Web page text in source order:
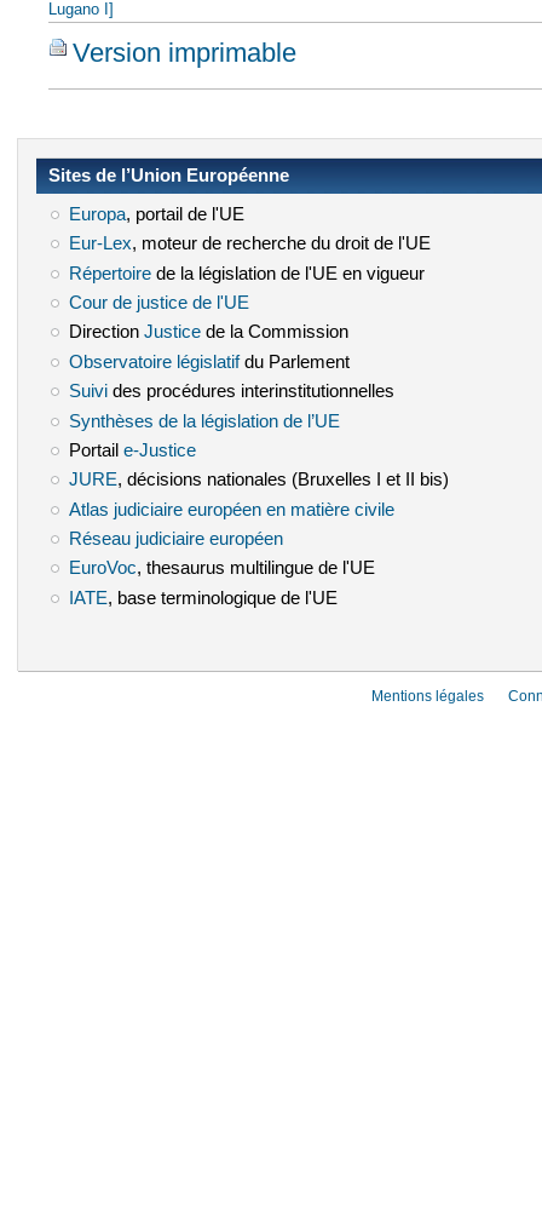
Lugano I]
Version imprimable
Sites de l’Union Européenne
Europa(le lien est externe)
, portail de l'UE
Eur-Lex(le lien est externe)
, moteur de recherche du droit de l'UE
Répertoire(le lien est externe)
de la législation de l'UE en vigueur
Cour de justice de l'UE
Direction Justice(le lien est externe)
de la Commission
Observatoire législatif(le lien est externe)
du Parlement
Suivi(le lien est externe)
des procédures interinstitutionnelles
Synthèses de la législation de l’UE
Portail e-Justice(le lien est externe)
JURE(le lien est externe)
, décisions nationales (Bruxelles I et II bis)
Atlas judiciaire européen en matière civile(le lien est externe)
Réseau judiciaire européen(le lien est externe)
EuroVoc(le lien est externe)
, thesaurus multilingue de l'UE
IATE (le lien est externe)
, base terminologique de l'UE
Mentions légales